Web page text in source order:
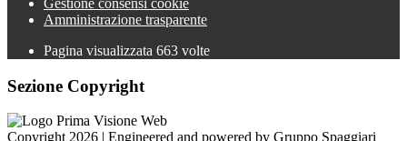
Gestione consensi cookie
Amministrazione trasparente
Pagina visualizzata 663 volte
Sezione Copyright
Copyright 2026 | Engineered and powered by Gruppo Spaggiari